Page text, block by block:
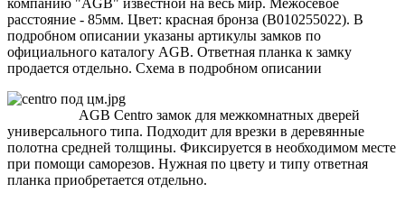
компанию "AGB" известной на весь мир. Межосевое
расстояние - 85мм. Цвет: красная бронза (B010255022). В
подробном описании указаны артикулы замков по
официального каталогу AGB. Ответная планка к замку
продается отдельно. Схема в подробном описании
AGB Centro замок для межкомнатных дверей
универсального типа. Подходит для врезки в деревянные
полотна средней толщины. Фиксируется в необходимом месте
при помощи саморезов. Нужная по цвету и типу ответная
планка приобретается отдельно.